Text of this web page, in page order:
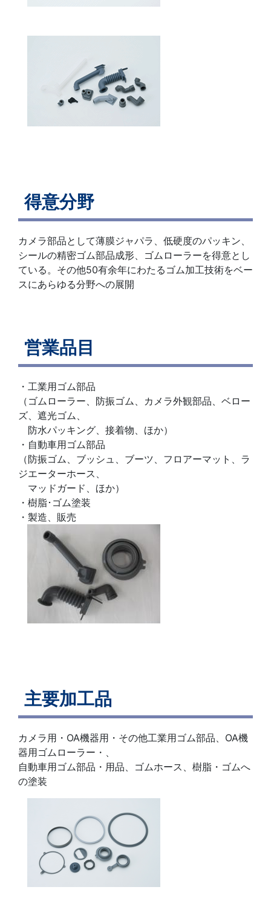
得意分野
カメラ部品として薄膜ジャパラ、低硬度のパッキン、
シールの精密ゴム部品成形、ゴムローラーを得意とし
ている。その他50有余年にわたるゴム加工技術をベー
スにあらゆる分野への展開
営業品目
・工業用ゴム部品
（ゴムローラー、防振ゴム、カメラ外観部品、ベロー
ズ、遮光ゴム、
防水パッキング、接着物、ほか）
・自動車用ゴム部品
（防振ゴム、ブッシュ、ブーツ、フロアーマット、ラ
ジエーターホース、
マッドガード、ほか）
・樹脂･ゴム塗装
・製造、販売
主要加工品
カメラ用・OA機器用・その他工業用ゴム部品、OA機
器用ゴムローラー・、
自動車用ゴム部品・用品、ゴムホース、樹脂・ゴムへ
の塗装